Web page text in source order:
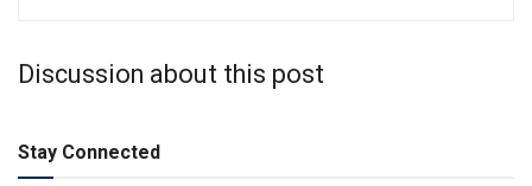
Discussion about this post
Stay Connected